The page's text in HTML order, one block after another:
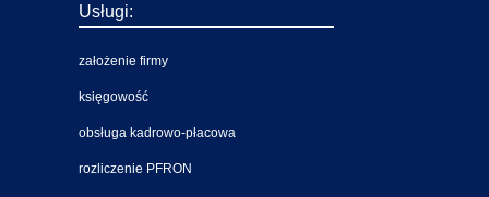
Usługi:
założenie firmy
księgowość
obsługa kadrowo-płacowa
rozliczenie PFRON